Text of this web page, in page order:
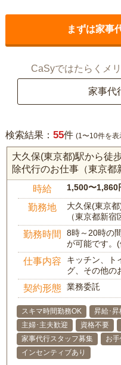
まずは家事
CaSyではたらくメ
家事代
検索結果： 55件 (1〜10件を
大久保(東京都)駅から徒
除代行のお仕事（東京都
時給 1,500〜1,860
勤務地
大久保(東京
（東京都新宿
勤務時間
8時～20時の
が可能です。
仕事内容
キッチン、ト
グ、その他の
契約形態 業務委託
スキマ時間勤務OK 昇給･昇
主婦･主夫歓迎
資格不要
家事代行スタッフ募集
お
インセンティブあり